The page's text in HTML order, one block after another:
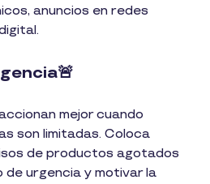
anuncios en redes
mejor cuando
son limitadas. Coloca
de productos agotados
urgencia y motivar la